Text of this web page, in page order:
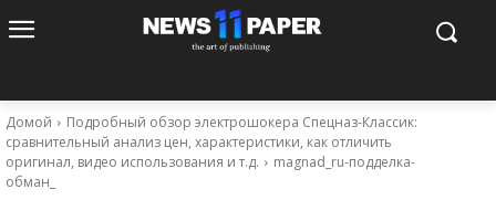
Домой
Подробный обзор электрошокера Спецназ-Классик:
сравнительный анализ цен, характеристики, как отличить
оригинал, видео использования и т.д.
magnad_ru-подделка-
обман_